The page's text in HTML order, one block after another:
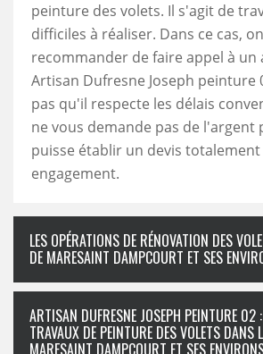
peinture des volets. Il s'agit de
difficiles à réaliser. Dans ce cas,
recommander de faire appel à un
Artisan Dufresne Joseph peinture
pas qu'il respecte les délais
ne vous demande pas de l'argent
puisse établir un devis
engagement.
LES OPÉRATIONS DE RÉNOVATION DES
DE MARESAINT DAMPCOURT ET SES
ARTISAN DUFRESNE JOSEPH PEINTURE 02
TRAVAUX DE PEINTURE DES VOLETS DANS
MARESAINT DAMPCOURT ET SES